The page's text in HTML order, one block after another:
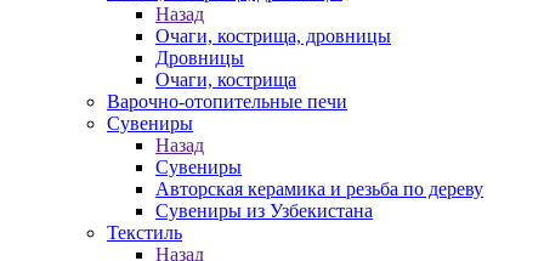
Назад
Очаги, кострища, дровницы
Дровницы
Очаги, кострища
Варочно-отопительные печи
Сувениры
Назад
Сувениры
Авторская керамика и резьба по дереву
Сувениры из Узбекистана
Текстиль
Назад